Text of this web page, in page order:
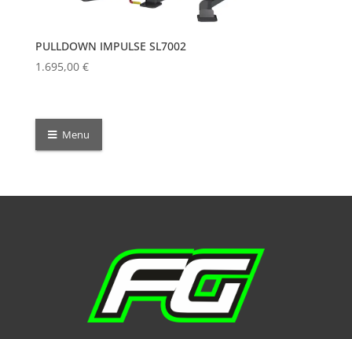
PULLDOWN IMPULSE SL7002
1.695,00 €
Menu